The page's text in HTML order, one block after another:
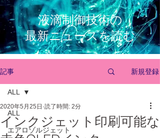
液滴制御技術の
最新ニュースを読む
記事 新規登録
ALL
エアロゾルジェット
ALL
インクジェット印刷可能な
2020年5月25日 読了時間: 2分